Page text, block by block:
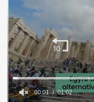
00:02 01:02